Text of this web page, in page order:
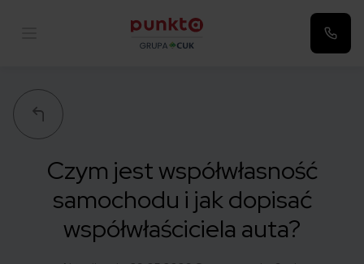
Czym jest współwłasność
samochodu i jak dopisać
współwłaściciela auta?